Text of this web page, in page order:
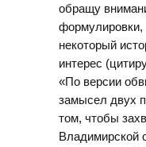
обращу
некоторый
интерес
«По версии
замысел двух
том, чтобы
Владимирской